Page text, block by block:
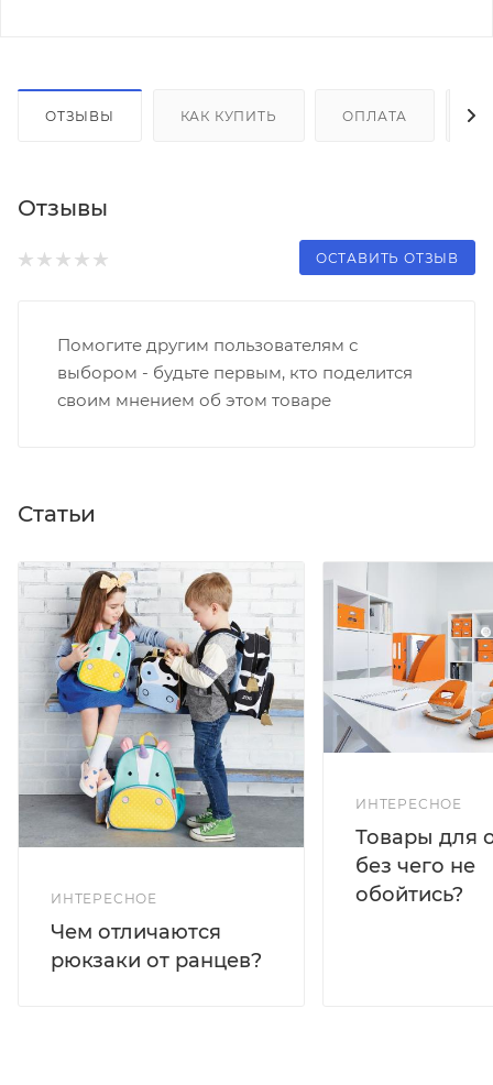
ОТЗЫВЫ КАК КУПИТЬ ОПЛАТА
Отзывы
ОСТАВИТЬ ОТЗЫВ
Помогите другим пользователям с
выбором - будьте первым, кто поделится
своим мнением об этом товаре
Статьи
ИНТЕРЕСНОЕ
Чем отличаются
рюкзаки от ранцев?
ИНТЕРЕСНОЕ
Товары для
без чего не
обойтись?